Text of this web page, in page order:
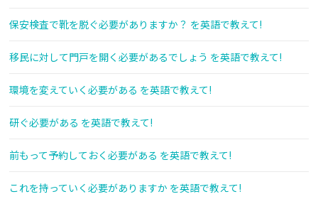
保安検査で靴を脱ぐ必要がありますか？ を英語で教えて!
移民に対して門戸を開く必要があるでしょう を英語で教えて!
環境を変えていく必要がある を英語で教えて!
研ぐ必要がある を英語で教えて!
前もって予約しておく必要がある を英語で教えて!
これを持っていく必要がありますか を英語で教えて!